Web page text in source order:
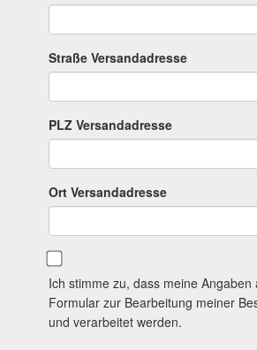
Straße Versandadresse
PLZ Versandadresse
Ort Versandadresse
Ich stimme zu, dass meine Angaben
Formular zur Bearbeitung meiner
und verarbeitet werden.